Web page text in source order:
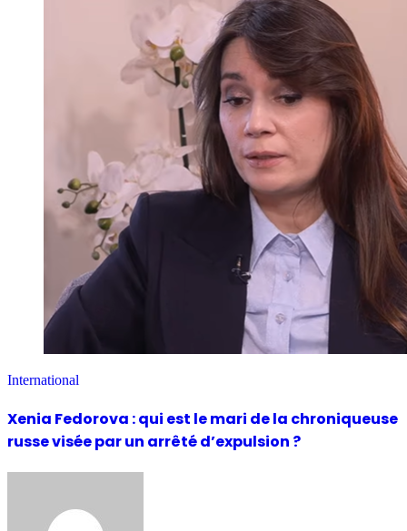
International
Xenia Fedorova : qui est le mari de la chroniqueuse
russe visée par un arrêté d’expulsion ?